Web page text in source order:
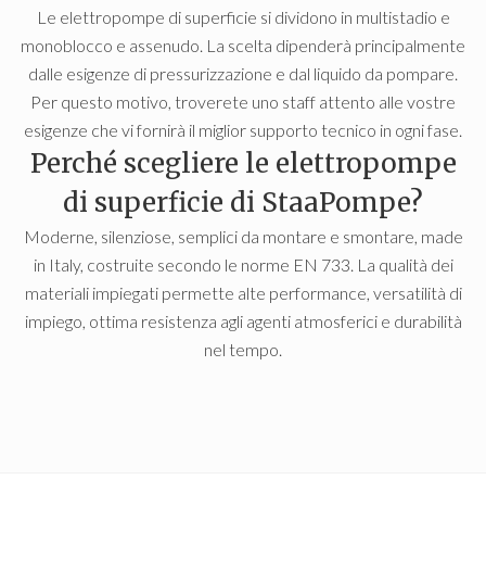
Le elettropompe di superficie si dividono in multistadio e
monoblocco e assenudo. La scelta dipenderà principalmente
dalle esigenze di pressurizzazione e dal liquido da pompare.
Per questo motivo, troverete uno staff attento alle vostre
esigenze che vi fornirà il miglior supporto tecnico in ogni fase.
Perché scegliere le elettropompe
di superficie di StaaPompe?
Moderne, silenziose, semplici da montare e smontare, made
in Italy, costruite secondo le norme EN 733. La qualità dei
materiali impiegati permette alte performance, versatilità di
impiego, ottima resistenza agli agenti atmosferici e durabilità
nel tempo.